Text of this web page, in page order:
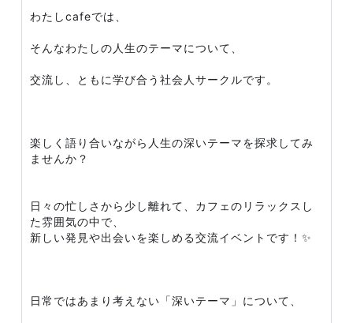
わたしcafeでは、
そんなわたしの人生のテーマについて、
交流し、ともに学び合う社会人サークルです。
楽しく語り合いながら人生の深いテーマを探求してみ
ませんか？
日々の忙しさから少し離れて、カフェのリラックスし
た雰囲気の中で、
新しい発見や出会いを楽しめる交流イベントです！✨
日常ではあまり考えない「深いテーマ」について、